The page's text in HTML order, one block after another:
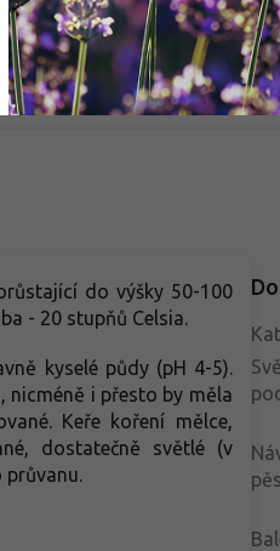
Do košíku
skalek, vřesovišť i menších
Vyžaduje kyselou, humózní
polostinné místo, kde vynikne
sytá barva. Oproti běžnějším
kultivarům dodává výsadbě
do výšky 50-100
- 20 stupňů Celsia.
kyselé půdy (pH 4-5).
nicméně i přesto by měla
Keře koření mělce,
dostatečně světlé (v
průvanu.